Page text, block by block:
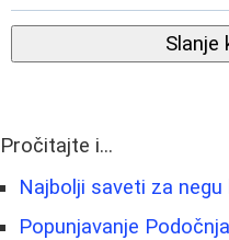
Slanje
Pročitajte i...
Najbolji saveti za negu
Popunjavanje